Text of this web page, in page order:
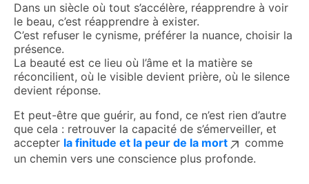
Dans un siècle où tout s’accélère, réapprendre à voir
le beau, c’est réapprendre à exister.
C’est refuser le cynisme, préférer la nuance, choisir la
présence.
La beauté est ce lieu où l’âme et la matière se
réconcilient, où le visible devient prière, où le silence
devient réponse.
Et peut-être que guérir, au fond, ce n’est rien d’autre
que cela : retrouver la capacité de s’émerveiller, et
accepter la finitude et la peur de la mort
comme
un chemin vers une conscience plus profonde.